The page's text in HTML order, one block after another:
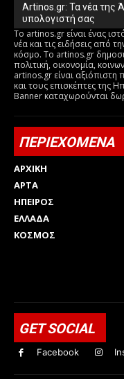
Artinos.gr: Τα νέα της
υπολογιστή σας
Το artinos.gr είναι ένας
νέα και τις ειδήσεις από
κόσμο. Το artinos.gr
πολιτική, οικονομία,
artinos.gr είναι
και τους επισκέπτες της
Banner καταχωρούνται
ΠΕΡΙΕΧΟΜΕΝΑ
ΑΡΧΙΚΗ
ΑΡΤΑ
ΗΠΕΙΡΟΣ
ΕΛΛΑΔΑ
ΚΟΣΜΟΣ
GET SOCIAL
Facebook